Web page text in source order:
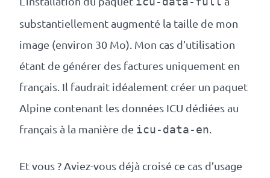
substantiellement augmenté la taille de mon
image (environ 30 Mo). Mon cas d’utilisation
étant de générer des factures uniquement en
français. Il faudrait idéalement créer un paquet
Alpine contenant les données ICU dédiées au
français à la manière de icu-data-en
Et vous ? Aviez-vous déjà croisé ce cas d’usage